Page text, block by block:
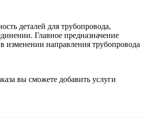
деталей для трубопровода,
Главное предназначение
изменении направления трубопровода
вы сможете добавить услуги